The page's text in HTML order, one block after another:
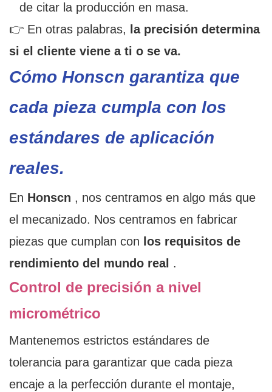
de citar la producción en masa.
👉 En otras palabras,
la precisión determina
si el cliente viene a ti o se va.
Cómo Honscn garantiza que
cada pieza cumpla con los
estándares de aplicación
reales.
En Honscn , nos centramos en algo más que
el mecanizado. Nos centramos en fabricar
piezas que cumplan con los requisitos de
rendimiento del mundo real .
Control de precisión a nivel
micrométrico
Mantenemos estrictos estándares de
tolerancia para garantizar que cada pieza
encaje a la perfección durante el montaje,